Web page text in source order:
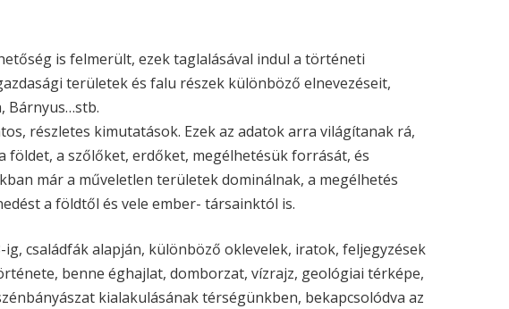
is felmerült, ezek taglalásával indul a történeti
területek és falu részek különböző elnevezéseit,
Bárnyus…stb.
részletes kimutatások. Ezek az adatok arra világítanak rá,
a szőlőket, erdőket, megélhetésük forrását, és
már a műveletlen területek dominálnak, a megélhetés
a földtől és vele ember- társainktól is.
családfák alapján, különböző oklevelek, iratok, feljegyzések
benne éghajlat, domborzat, vízrajz, geológiai térképe,
kialakulásának térségünkben, bekapcsolódva az